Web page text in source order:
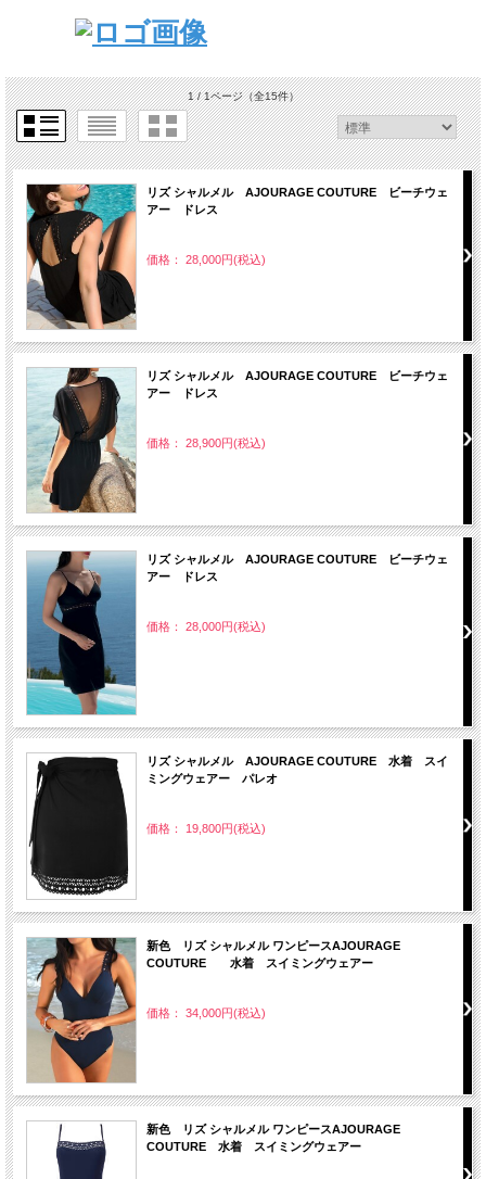
1 / 1ページ（全15件）
リズ シャルメル AJOURAGE COUTURE ビーチウェ
アー ドレス
価格： 28,000円(税込)
リズ シャルメル AJOURAGE COUTURE ビーチウェ
アー ドレス
価格： 28,900円(税込)
リズ シャルメル AJOURAGE COUTURE ビーチウェ
アー ドレス
価格： 28,000円(税込)
リズ シャルメル AJOURAGE COUTURE 水着 スイ
ミングウェアー パレオ
価格： 19,800円(税込)
新色 リズ シャルメル ワンピースAJOURAGE
COUTURE 水着 スイミングウェアー
価格： 34,000円(税込)
新色 リズ シャルメル ワンピースAJOURAGE
COUTURE 水着 スイミングウェアー